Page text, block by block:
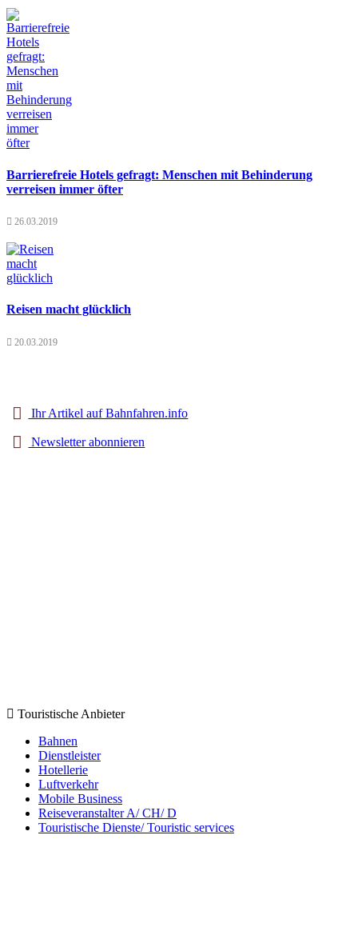
Barrierefreie Hotels gefragt: Menschen mit Behinderung
verreisen immer öfter
26.03.2019
Reisen macht glücklich
20.03.2019
Ihr Artikel auf Bahnfahren.info
Newsletter abonnieren
Touristische Anbieter
Bahnen
Dienstleister
Hotellerie
Luftverkehr
Mobile Business
Reiseveranstalter A/ CH/ D
Touristische Dienste/ Touristic services